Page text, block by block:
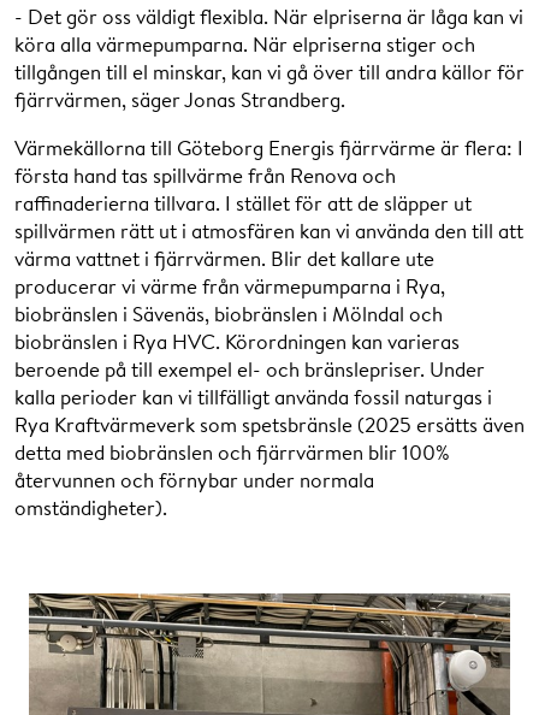
- Det gör oss väldigt flexibla. När elpriserna är låga kan vi
köra alla värmepumparna. När elpriserna stiger och
tillgången till el minskar, kan vi gå över till andra källor för
fjärrvärmen, säger Jonas Strandberg.
Värmekällorna till Göteborg Energis fjärrvärme är flera: I
första hand tas spillvärme från Renova och
raffinaderierna tillvara. I stället för att de släpper ut
spillvärmen rätt ut i atmosfären kan vi använda den till att
värma vattnet i fjärrvärmen. Blir det kallare ute
producerar vi värme från värmepumparna i Rya,
biobränslen i Sävenäs, biobränslen i Mölndal och
biobränslen i Rya HVC. Körordningen kan varieras
beroende på till exempel el- och bränslepriser. Under
kalla perioder kan vi tillfälligt använda fossil naturgas i
Rya Kraftvärmeverk som spetsbränsle (2025 ersätts även
detta med biobränslen och fjärrvärmen blir 100%
återvunnen och förnybar under normala
omständigheter).